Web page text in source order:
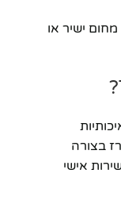
ישיר או
בצורה
אישי